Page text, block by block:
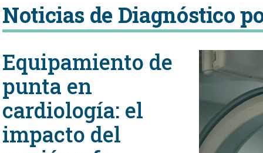
NOTICIAS
COLUMNISTAS
NEWSLETTER
Noticias de Diagnóstico
Equipamiento de
punta en
cardiología: el
impacto del